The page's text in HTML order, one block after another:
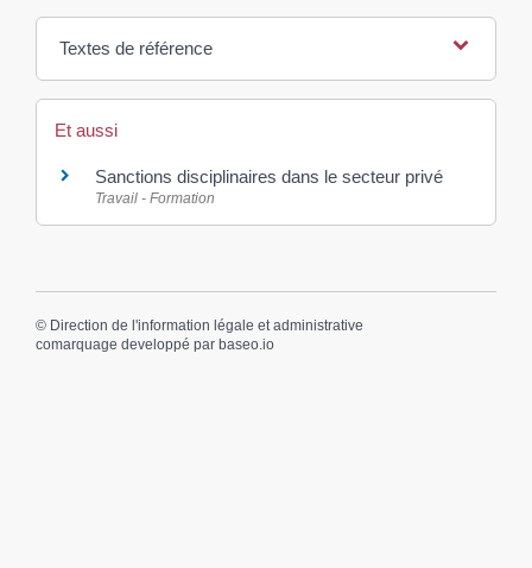
Textes de référence
Et aussi
Sanctions disciplinaires dans le secteur privé
Travail - Formation
© Direction de l'information légale et administrative
comarquage developpé par baseo.io